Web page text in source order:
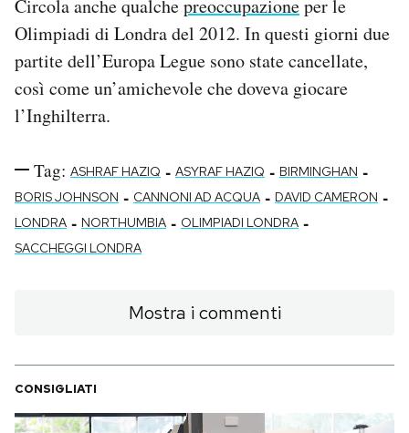
Circola anche qualchepreoccupazioneper le
Olimpiadi di Londra del 2012. In questi giorni due
partite dell’Europa Legue sono state cancellate,
così come un’amichevole che doveva giocare
l’Inghilterra.
Tag: ASHRAF HAZIQ - ASYRAF HAZIQ - BIRMINGHAN -
BORIS JOHNSON - CANNONI AD ACQUA - DAVID CAMERON -
LONDRA - NORTHUMBIA - OLIMPIADI LONDRA -
SACCHEGGI LONDRA
Mostra i commenti
CONSIGLIATI